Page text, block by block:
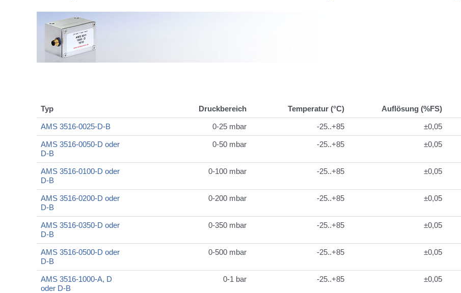
Typ Druckbereich Temperatur (°C) Auflösung (%FS)
AMS 3516-0025-D-B 0-25 mbar -25..+85 ±0,05
AMS 3516-0050-D oder
D-B
0-50 mbar -25..+85 ±0,05
AMS 3516-0100-D oder
D-B
0-100 mbar -25..+85 ±0,05
AMS 3516-0200-D oder
D-B
0-200 mbar -25..+85 ±0,05
AMS 3516-0350-D oder
D-B
0-350 mbar -25..+85 ±0,05
AMS 3516-0500-D oder
D-B
0-500 mbar -25..+85 ±0,05
AMS 3516-1000-A, D
oder D-B
0-1 bar -25..+85 ±0,05